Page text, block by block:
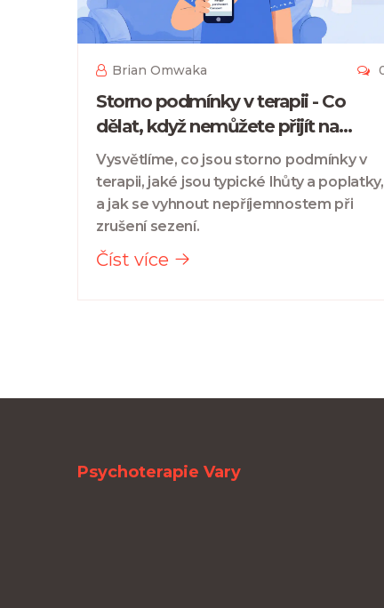
Brian Omwaka
Storno podmínky v terapii - Co
dělat, když nemůžete přijít na
sezení
Vysvětlíme, co jsou storno podmínky v
terapii, jaké jsou typické lhůty a poplatky,
a jak se vyhnout nepříjemnostem při
zrušení sezení.
Číst více
Psychoterapie Vary